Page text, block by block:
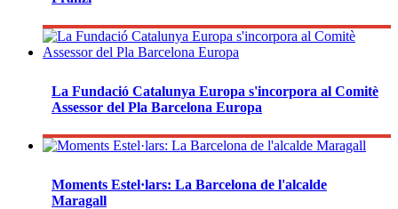
La Fundació Catalunya Europa s'incorpora al Comitè
Assessor del Pla Barcelona Europa
Moments Estel·lars: La Barcelona de l'alcalde
Maragall